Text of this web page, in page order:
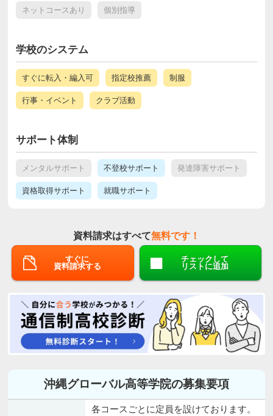
ネットコースあり 個別指導
学校のシステム
すぐに転入・編入可 指定校推薦 制服
行事・イベント クラブ活動
サポート体制
メンタルサポート 不登校サポート 発達障害サポート
資格取得サポート 就職サポート
資料請求はすべて無料です！
すぐに
資料請求する
チェックして
リストに追加
沖縄グローバル高等学院の募集要項
各コースごとに定員を設けております。